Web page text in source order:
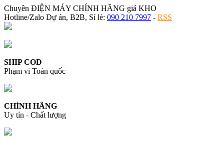
Chuyên ĐIỆN MÁY CHÍNH HÃNG giá KHO
Hotline/Zalo Dự án, B2B, Sỉ lẻ: 090 210 7997 - RSS
SHIP COD
Phạm vi Toàn quốc
CHÍNH HÃNG
Uy tín - Chất lượng